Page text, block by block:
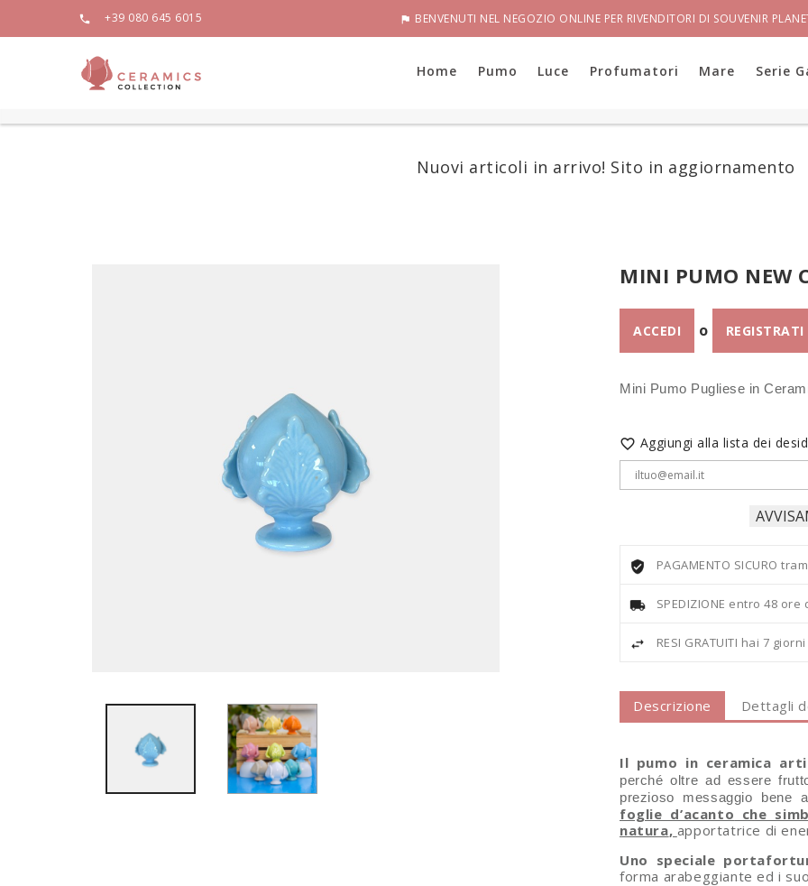
 +39 080 645 6015  BENVENUTI NEL NEGOZIO ONLINE PER RIVENDITORI DI SOUVENIR
Home Pumo Luce Profumatori Mare Serie
Nuovi articoli in arrivo! Sito in aggiornamento
MINI PUMO NEW
ACCEDI o REGISTRATI
Mini Pumo Pugliese in
 Aggiungi alla lista dei
PAGAMENTO SICURO
SPEDIZIONE entro 48
RESI GRATUITI hai 7
Descrizione Dettagli
Il pumo in ceramica
perché oltre ad essere
prezioso messaggio bene
foglie d’acanto che
natura, apportatrice di
Uno speciale
forma arabeggiante ed i